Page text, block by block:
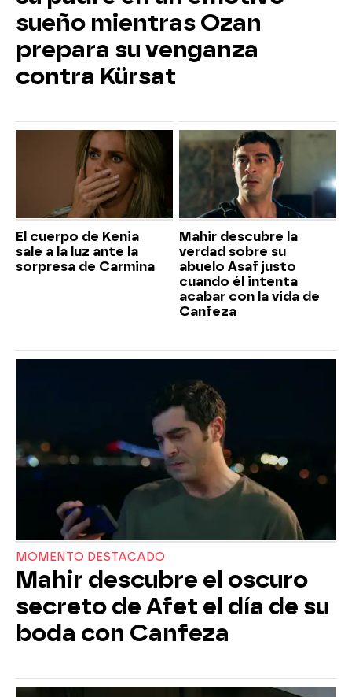
sueño mientras Ozan
prepara su venganza
contra Kürsat
El cuerpo de Kenia
sale a la luz ante la
sorpresa de Carmina
Mahir descubre la
verdad sobre su
abuelo Asaf justo
cuando él intenta
acabar con la vida de
Canfeza
MOMENTO DESTACADO
Mahir descubre el oscuro
secreto de Afet el día de su
boda con Canfeza